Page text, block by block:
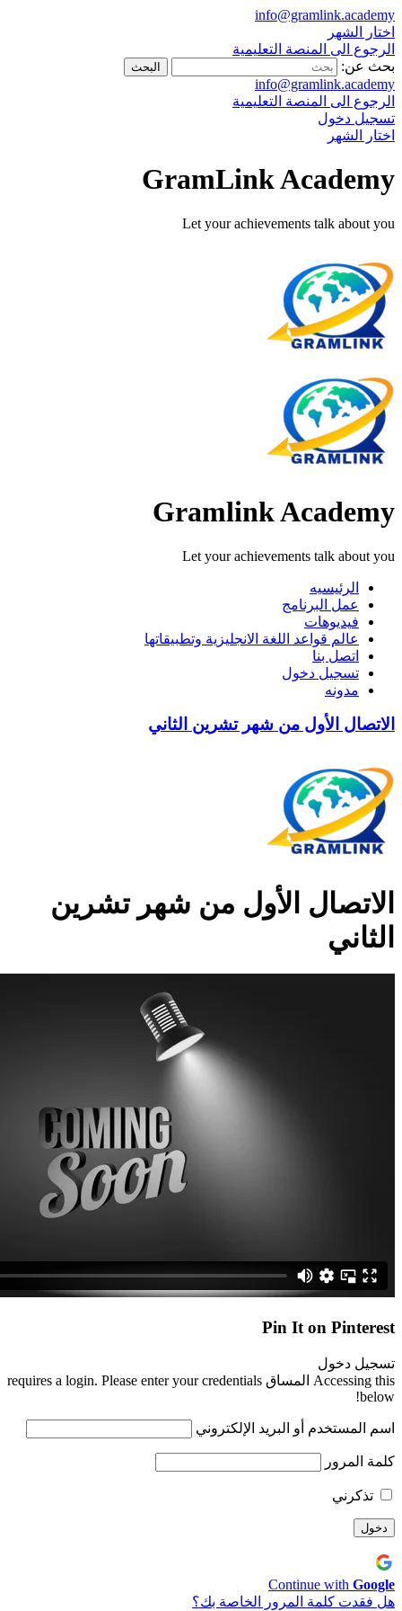
info@gramlink.academy
اختار الشهر
الرجوع الى المنصة التعليمية
بحث عن:
info@gramlink.academy
الرجوع الى المنصة التعليمية
تسجيل دخول
اختار الشهر
GramLink Academy
Let your achievements talk about you
Gramlink Academy
Let your achievements talk about you
الرئيسيه
عمل البرنامج
فيديوهات
عالم قواعد اللغة الانجليزية وتطبيقاتها
اتصل بنا
تسجيل دخول
مدونه
الاتصال الأول من شهر تشرين الثاني
الاتصال الأول من شهر تشرين
الثاني
Pin It on Pinterest
تسجيل دخول
Accessing this المساق requires a login. Please enter your credentials
below!
اسم المستخدم أو البريد الإلكتروني
كلمة المرور
تذكرني
Continue with Google
هل فقدت كلمة المرور الخاصة بك؟